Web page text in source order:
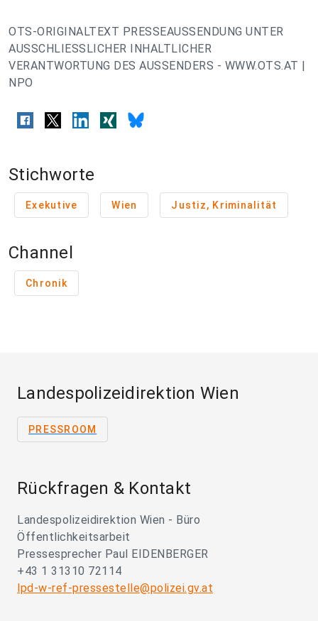
OTS-ORIGINALTEXT PRESSEAUSSENDUNG UNTER
AUSSCHLIESSLICHER INHALTLICHER
VERANTWORTUNG DES AUSSENDERS - WWW.OTS.AT |
NPO
Stichworte
Exekutive Wien Justiz, Kriminalität
Channel
Chronik
Landespolizeidirektion Wien
PRESSROOM
Rückfragen & Kontakt
Landespolizeidirektion Wien - Büro
Öffentlichkeitsarbeit
Pressesprecher Paul EIDENBERGER
+43 1 31310 72114
lpd-w-ref-pressestelle@polizei.gv.at